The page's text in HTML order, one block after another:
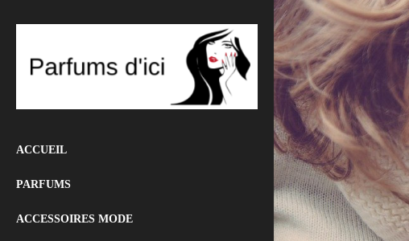
ACCUEIL
PARFUMS
ACCESSOIRES MODE